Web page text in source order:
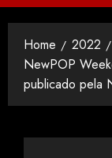
Home 2022
NewPOP
publicado pela